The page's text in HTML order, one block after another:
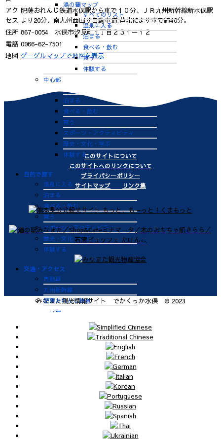
湯の鶴マップ
すべてのリスト
温泉に入る
泊まる
食べる・飲む
買う
体験する
中心部
泊まる
食べる・飲む
買う
スポーツ・アクティビティ
歴史・文化・学ぶ
体験する
目的で探す
温泉に入る
泊まる
食べる・飲む
買う
スポーツ・アクティビティ
歴史・文化・学ぶ
体験する
交通・アクセス
自動車
九州新幹線
肥薩おれんじ鉄道
飛行機
海上タクシー定期便 時刻表
肥薩おれんじ鉄道 レンタサイク
ビジターバース（水俣港百間浮桟
アク
セス
肥薩おれんじ鉄道水俣駅から車で１０分、ＪＲ九州新幹線新水俣駅
より20分、南九州西回り自動車道 芦北ICより車で約40分。
住所 867-0054 水俣市汐見町１丁目２３１－１２
電話 0966-62-7501
地図 グーグルマップで地図を表示
このサイトについて
このサイトへのリンクについて
プライバシーポリシー
サイトマップ
リンク集
みなまた観光情報サイト でかくっか水俣 © 2023